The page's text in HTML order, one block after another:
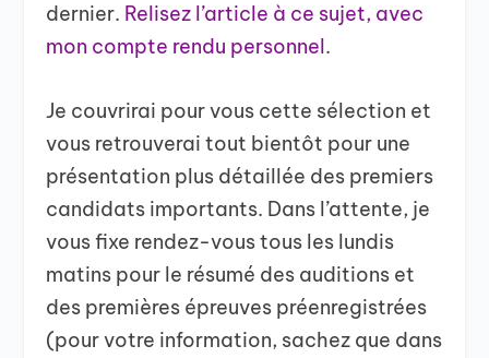
dernier. Relisez l’article à ce sujet, avec
mon compte rendu personnel.
Je couvrirai pour vous cette sélection et
vous retrouverai tout bientôt pour une
présentation plus détaillée des premiers
candidats importants. Dans l’attente, je
vous fixe rendez-vous tous les lundis
matins pour le résumé des auditions et
des premières épreuves préenregistrées
(pour votre information, sachez que dans